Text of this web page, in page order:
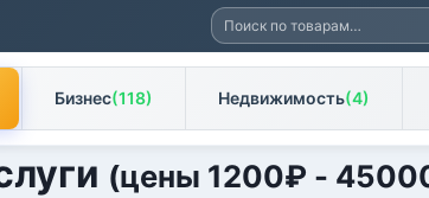
Искать:
Бизнес(118) Недвижимость(4)
(цены 1200₽ -